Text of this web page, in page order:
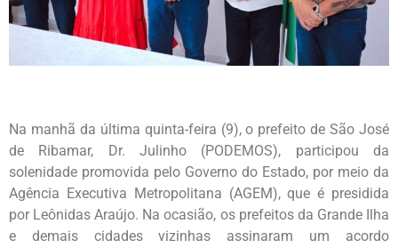
Na manhã da última quinta-feira (9), o prefeito de São José
de Ribamar, Dr. Julinho (PODEMOS), participou da
solenidade promovida pelo Governo do Estado, por meio da
Agência Executiva Metropolitana (AGEM), que é presidida
por Leônidas Araújo. Na ocasião, os prefeitos da Grande Ilha
e demais cidades vizinhas assinaram um acordo